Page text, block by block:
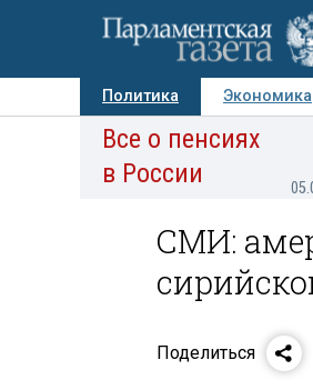
Политика Экономика
Авторы Персоны
Все о пенсиях
в России
СМИ:
Поделиться